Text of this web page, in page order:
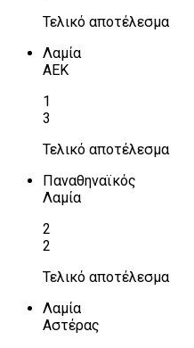
Τελικό αποτέλεσμα
Λαμία
ΑΕΚ
1
3
Τελικό αποτέλεσμα
Παναθηναϊκός
Λαμία
2
2
Τελικό αποτέλεσμα
Λαμία
Αστέρας